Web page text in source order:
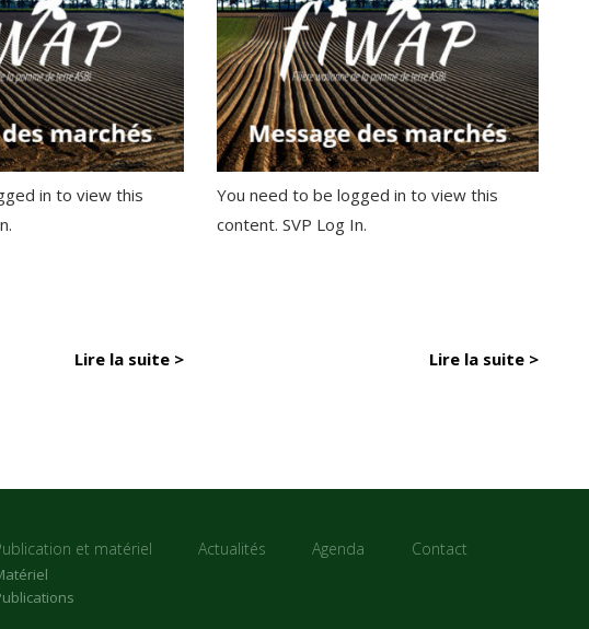
in to view this
Lire la suite >
You need to be logged in to view this
content. SVP Log In.
Lire la suite >
et matériel Actualités Agenda Contact